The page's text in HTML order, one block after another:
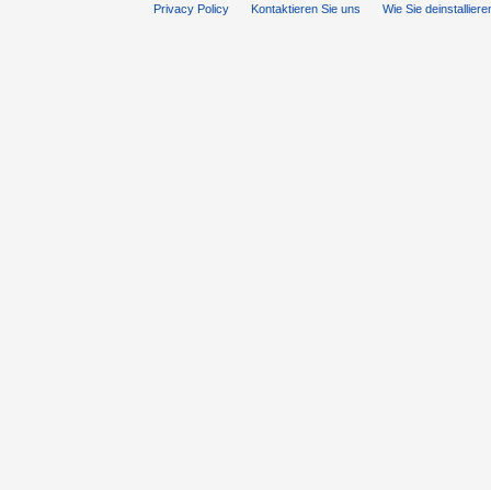
Privacy Policy Kontaktieren Sie uns Wie Sie